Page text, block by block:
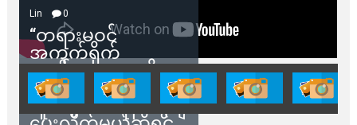
Lin 0
“တရားမဝင်
အကွက်ရိုက်
ရောင်းချမှုတွေကို
သက်ဆိုင်ရာတာဝန်ရှိ
သူတွေက ဂရန်တွေချ